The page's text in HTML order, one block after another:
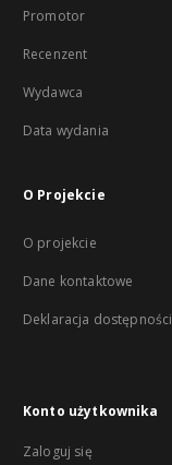
Promotor
Recenzent
Wydawca
Data wydania
O Projekcie
O projekcie
Dane kontaktowe
Deklaracja dostępności
Konto użytkownika
Zaloguj się